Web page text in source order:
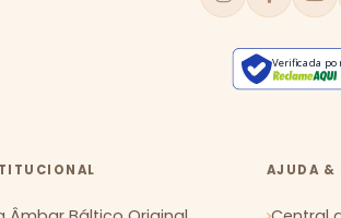
Verificada
AJUDA &